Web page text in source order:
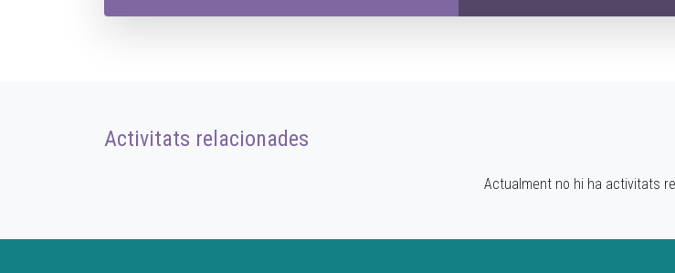
Activitats relacionades
Actualment no hi ha activitats